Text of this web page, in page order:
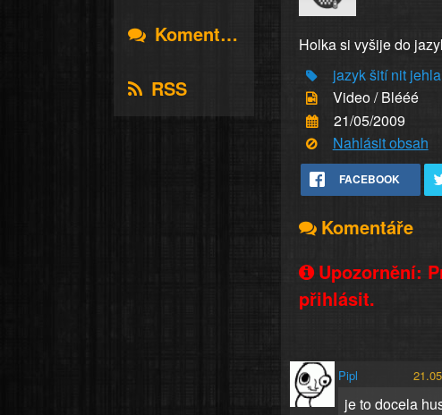
Komentáře
RSS
Holka si vyšije do
jazykšití nit jehla
Video / Blééé
21/05/2009
Nahlásit obsah
FACEBOOK
Komentáře
Upozornění:
přihlásit.
Pipl
je to docela